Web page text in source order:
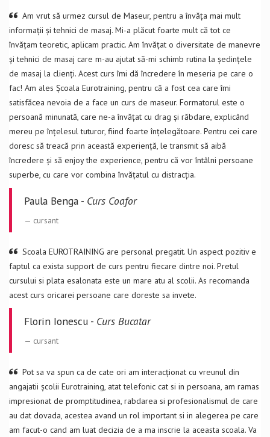
Am vrut să urmez cursul de Maseur, pentru a învăța mai mult
informații și tehnici de masaj. Mi-a plăcut foarte mult că tot ce
învățam teoretic, aplicam practic. Am învățat o diversitate de manevre
și tehnici de masaj care m-au ajutat să-mi schimb rutina la ședințele
de masaj la clienți. Acest curs îmi dă încredere în meseria pe care o
fac! Am ales Școala Eurotraining, pentru că a fost cea care îmi
satisfăcea nevoia de a face un curs de maseur. Formatorul este o
persoană minunată, care ne-a învățat cu drag și răbdare, explicând
mereu pe înțelesul tuturor, fiind foarte înțelegătoare. Pentru cei care
doresc să treacă prin această experiență, le transmit să aibă
încredere și să enjoy the experience, pentru că vor întâlni persoane
superbe, cu care vor combina învățatul cu distracția.
Paula Benga - Curs Coafor
cursant
Scoala EUROTRAINING are personal pregatit. Un aspect pozitiv e
faptul ca exista support de curs pentru fiecare dintre noi. Pretul
cursului si plata esalonata este un mare atu al scolii. As recomanda
acest curs oricarei persoane care doreste sa invete.
Florin Ionescu - Curs Bucatar
cursant
Pot sa va spun ca de cate ori am interacționat cu vreunul din
angajatii școlii Eurotraining, atat telefonic cat si in persoana, am ramas
impresionat de promptitudinea, rabdarea si profesionalismul de care
au dat dovada, acestea avand un rol important si in alegerea pe care
am facut-o cand am luat decizia de a ma inscrie la aceasta scoala. Va